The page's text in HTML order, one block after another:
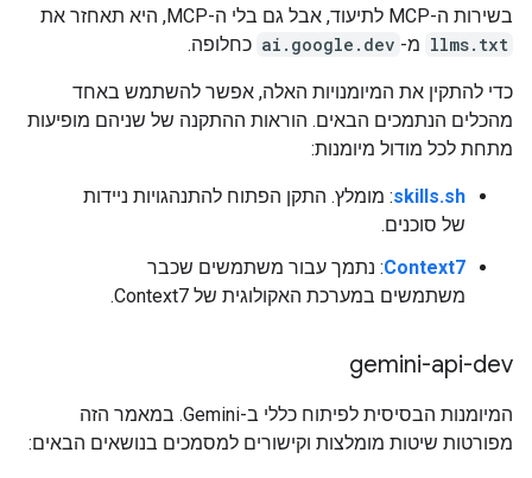
בשירות ה-MCP לתיעוד, אבל גם בלי ה-MCP, היא תאחזר את
llms.txt מ- ai.google.dev כחלופה.
כדי להתקין את המיומנויות האלה, אפשר להשתמש באחד
מהכלים הנתמכים הבאים. הוראות ההתקנה של שניהם מופיעות
מתחת לכל מודול מיומנות:
skills.sh: מומלץ. התקן הפתוח להתנהגויות ניידות
של סוכנים.
Context7: נתמך עבור משתמשים שכבר
משתמשים במערכת האקולוגית של Context7.
gemini-api-dev
המיומנות הבסיסית לפיתוח כללי ב-Gemini. במאמר הזה
מפורטות שיטות מומלצות וקישורים למסמכים בנושאים הבאים: